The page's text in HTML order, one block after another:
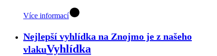
Více informací
Nejlepší vyhlídka na Znojmo je z našeho
vlakuVyhlídka